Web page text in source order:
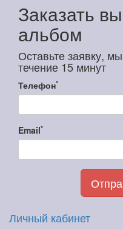
Заказать
альбом
Оставьте заявку,
течение 15 минут
Телефон*
Email*
Личный кабинет